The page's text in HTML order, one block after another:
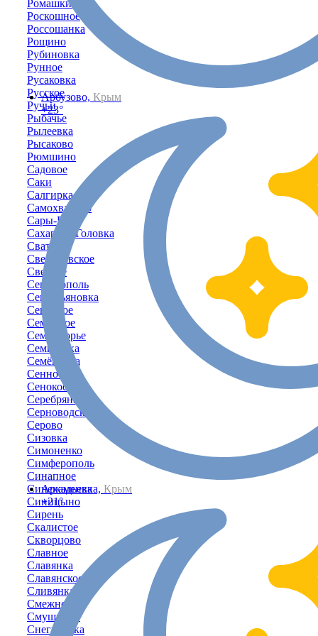
Арбузово, Крым
+23°
Аркадьевка, Крым
+21°
Ромашкино
Роскошное
Россошанка
Рощино
Рубиновка
Рунное
Русаковка
Русское
Ручьи
Рыбачье
Рылеевка
Рысаково
Рюмшино
Садовое
Саки
Салгирка
Самохвалово
Сары-Баш
Сахарная Головка
Сватово
Свердловское
Светлое
Севастополь
Севастьяновка
Северное
Семенное
Семидворье
Семисотка
Семёновка
Сенное
Сенокосное
Серебрянка
Серноводское
Серово
Сизовка
Симоненко
Симферополь
Синапное
Синекаменка
Синицыно
Сирень
Скалистое
Скворцово
Славное
Славянка
Славянское
Сливянка
Смежное
Смушкино
Снегирёвка